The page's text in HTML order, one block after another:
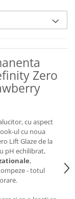
Zero
cu aspect
ul cu noua
Lift Glaze de la
pH echilibrat,
,
- totul